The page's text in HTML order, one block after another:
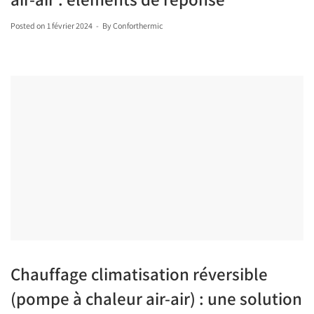
Posted on 1 février 2024 ByConforthermic
Chauffage climatisation réversible
(pompe à chaleur air-air) : une solution